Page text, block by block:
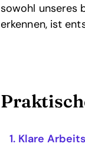
sowohl unseres
erkennen, ist
Klare